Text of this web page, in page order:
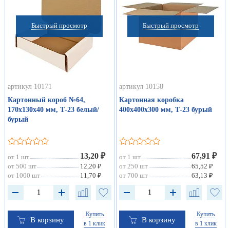
Быстрый просмотр
артикул 10171
Картонный короб №64,
170х130х40 мм, Т-23 белый/
бурый
от 1 шт 13,20 ₽
от 500 шт
12,20 ₽
от 1000 шт
11,70 ₽
В корзину
Купить
в 1 клик
Быстрый просмотр
артикул 10158
Картонная коробка
400х400х300 мм, Т-23 бурый
от 1 шт 67,91 ₽
от 250 шт
65,52 ₽
от 700 шт
63,13 ₽
В корзину
Купить
в 1 клик